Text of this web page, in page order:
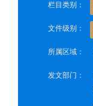
栏目类别：
文件级别：
所属区域：
发文部门：